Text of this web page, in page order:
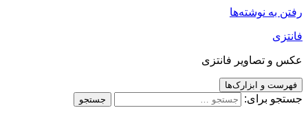
رفتن به نوشته‌ها
فانتزی
عکس و تصاویر فانتزی
فهرست و ابزارک‌ها
جستجو برای: